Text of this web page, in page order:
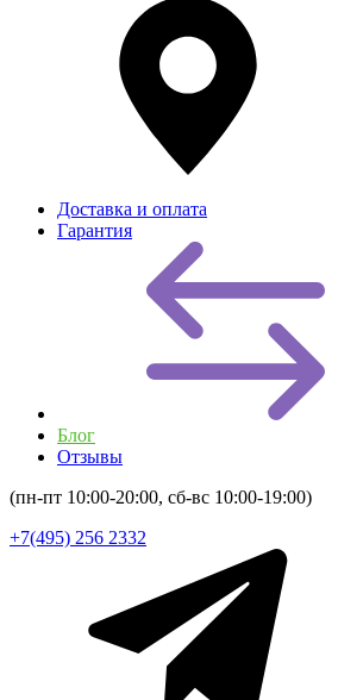
Доставка и оплата
Гарантия
Блог
Отзывы
(пн-пт 10:00-20:00, сб-вс 10:00-19:00)
+7(495) 256 2332